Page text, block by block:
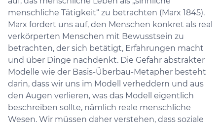
menschliche Tätigkeit“ zu betrachten (Marx 1845).
Marx fordert uns auf, den Menschen konkret als real
verkörperten Menschen mit Bewusstsein zu
betrachten, der sich betätigt, Erfahrungen macht
und über Dinge nachdenkt. Die Gefahr abstrakter
Modelle wie der Basis-Überbau-Metapher besteht
darin, dass wir uns im Modell verheddern und aus
den Augen verlieren, was das Modell eigentlich
beschreiben sollte, nämlich reale menschliche
Wesen. Wir müssen daher verstehen, dass soziale